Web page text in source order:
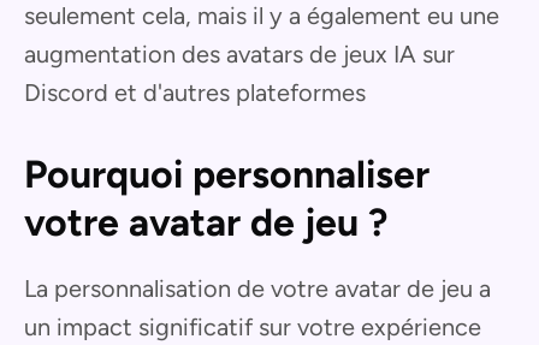
seulement cela, mais il y a également eu une
augmentation des avatars de jeux IA sur
Discord et d'autres plateformes
Pourquoi personnaliser
votre avatar de jeu ?
La personnalisation de votre avatar de jeu a
un impact significatif sur votre expérience